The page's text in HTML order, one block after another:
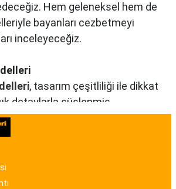
Hem geleneksel hem de
bayanları cezbetmeyi
inceleyeceğiz.
, tasarım çeşitliliği ile dikkat
detaylarla süslenmiş
ve günlük kullanıma uygun
seçenek mevcuttur. Renk,
özellikleriyle bayan saat
tarzına uygun seçenekler